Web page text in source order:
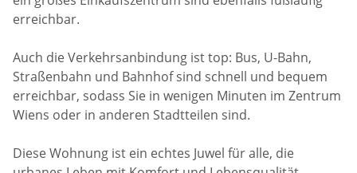
erreichbar.
Auch die Verkehrsanbindung ist top: Bus, U-Bahn,
Straßenbahn und Bahnhof sind schnell und bequem
erreichbar, sodass Sie in wenigen Minuten im Zentrum
Wiens oder in anderen Stadtteilen sind.
Diese Wohnung ist ein echtes Juwel für alle, die